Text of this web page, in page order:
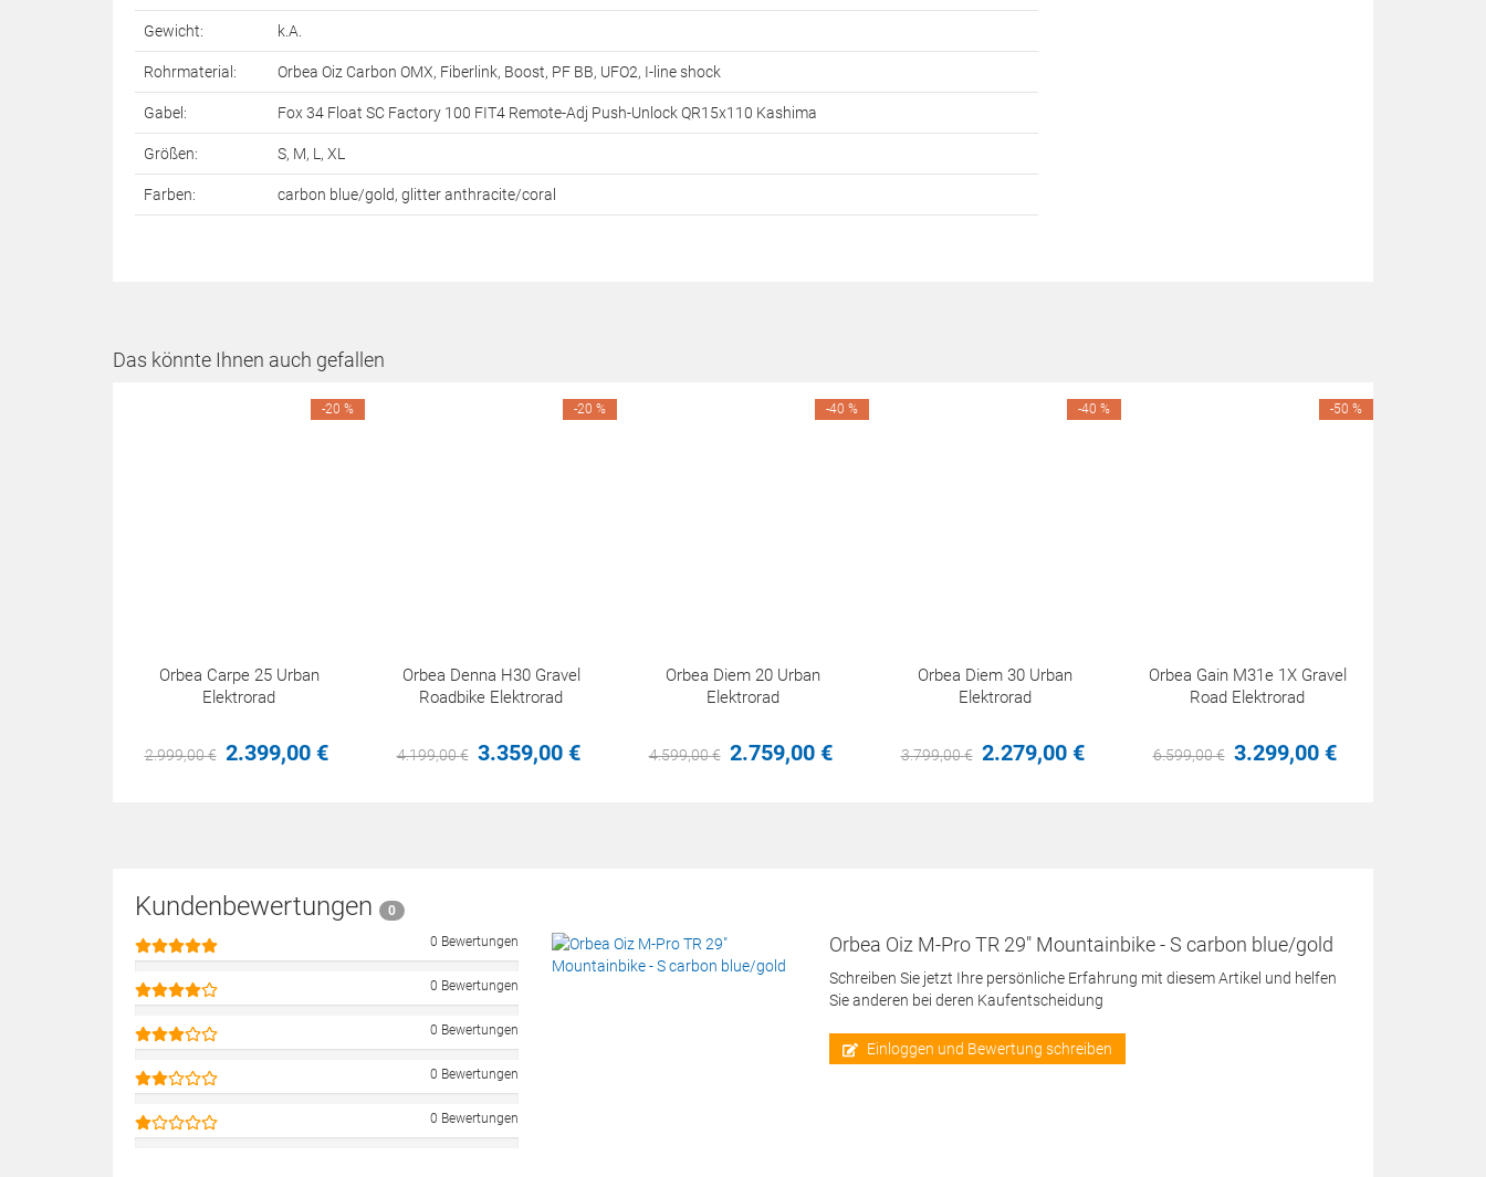
Gewicht: k.A.
Rohrmaterial: Orbea Oiz Carbon OMX, Fiberlink, Boost, PF BB, UFO2, I-line shock
Gabel: Fox 34 Float SC Factory 100 FIT4 Remote-Adj Push-Unlock QR15x110 Kashima
Größen: S, M, L, XL
Farben: carbon blue/gold, glitter anthracite/coral
Das könnte Ihnen auch gefallen
Orbea Carpe 25 Urban
Elektrorad
2.999,00€ 2.399,00 €
-20 %
Orbea Denna H30 Gravel
Roadbike Elektrorad
4.199,00€ 3.359,00 €
-20 %
Orbea Diem 20 Urban
Elektrorad
4.599,00€ 2.759,00 €
-40 %
Orbea Diem 30 Urban
Elektrorad
3.799,00€ 2.279,00 €
-40 %
Orbea Gain M31e 1X Gravel
Road Elektrorad
6.599,00€ 3.299,00 €
-50 %
Kundenbewertungen
0
0 Bewertungen
0 Bewertungen
0 Bewertungen
0 Bewertungen
0 Bewertungen
Orbea Oiz M-Pro TR 29" Mountainbike - S carbon blue/gold
Schreiben Sie jetzt Ihre persönliche Erfahrung mit diesem Artikel und helfen
Sie anderen bei deren Kaufentscheidung
Einloggen und Bewertung schreiben